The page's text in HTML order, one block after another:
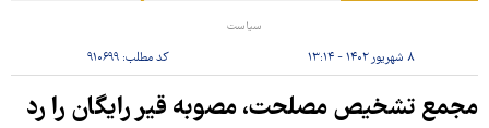
سیاست
۸ شهریور ۱۴۰۲ - ۱۳:۱۴ کد مطلب:۹۱۰۶۹۹
مجمع تشخیص مصلحت، مصوبه قیر رایگان را رد